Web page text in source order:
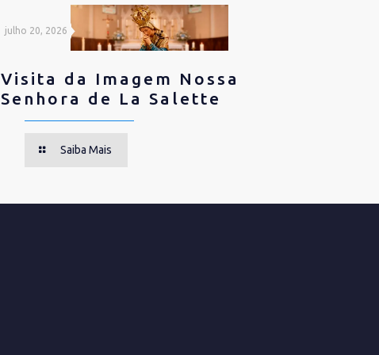
julho 20, 2026
Visita da Imagem Nossa
Senhora de La Salette
Saiba Mais